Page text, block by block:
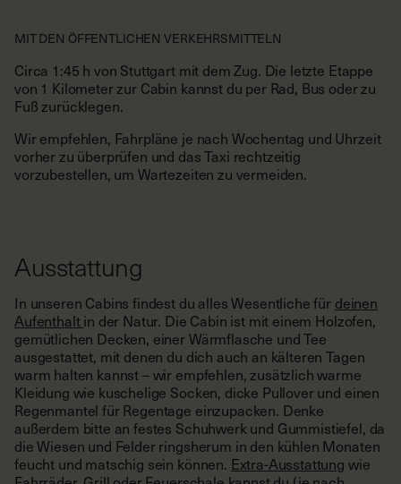
Circa 1:45 h von Stuttgart mit dem Zug. Die letzte Etappe
von 1 Kilometer zur Cabin kannst du per Rad, Bus oder zu
Fuß zurücklegen.
Wir empfehlen, Fahrpläne je nach Wochentag und Uhrzeit
vorher zu überprüfen und das Taxi rechtzeitig
vorzubestellen, um Wartezeiten zu vermeiden.
In unseren Cabins findest du alles Wesentliche für
Aufenthaltin der Natur. Die Cabin ist mit einem Holzofen,
gemütlichen Decken, einer Wärmflasche und Tee
ausgestattet, mit denen du dich auch an kälteren Tagen
warm halten kannst – wir empfehlen, zusätzlich warme
Kleidung wie kuschelige Socken, dicke Pullover und einen
Regenmantel für Regentage einzupacken. Denke
außerdem bitte an festes Schuhwerk und Gummistiefel, da
die Wiesen und Felder ringsherum in den kühlen Monaten
feucht und matschig sein können.Extra-Ausstattung wie
Fahrräder, Grill oder Feuerschale kannst du (je nach
Standort) hinzubuchen.